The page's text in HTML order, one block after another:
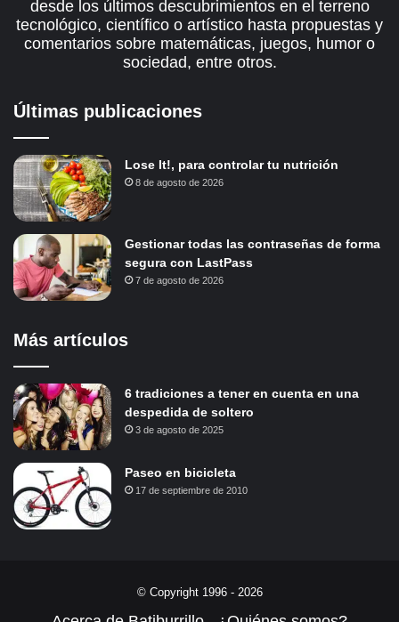
desde los últimos descubrimientos en el terreno
tecnológico, científico o artístico hasta propuestas y
comentarios sobre matemáticas, juegos, humor o
sociedad, entre otros.
Últimas publicaciones
Lose It!, para controlar tu nutrición
8 de agosto de 2026
Gestionar todas las contraseñas de forma
segura con LastPass
7 de agosto de 2026
Más artículos
6 tradiciones a tener en cuenta en una
despedida de soltero
3 de agosto de 2025
Paseo en bicicleta
17 de septiembre de 2010
© Copyright 1996 - 2026